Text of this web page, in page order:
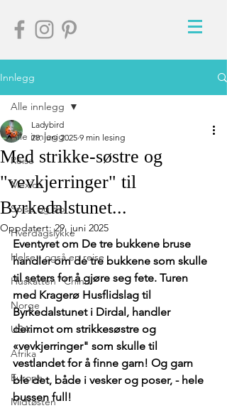
Innlegg
Alle innlegg
Reise
Mexico
Spise og Bo
Hverdagslykke
Helse - også en reise
Huskatten "Chino"
Norge
USA
Afrika
Europa
Midtøsten
Alle innlegg
Med strikke-søstre og
"vevkjerringer" til
Byrkedalstunet...
Ladybird
28. juni 2025 9 min lesing
Oppdatert:29. juni 2025
Eventyret om De tre bukkene bruse
handler om de tre bukkene som skulle
til seters for å gjøre seg fete. Turen
med Kragerø Husflidslag til
Byrkedalstunet i Dirdal, handler
derimot om strikkesøstre og
«vevkjerringer" som skulle til
vestlandet for å finne garn! Og garn
ble det, både i vesker og poser, - hele
bussen full!